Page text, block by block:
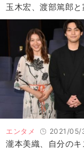
玉木宏、渡部篤郎
エンタメ 2021/05/
瀧本美織、自分の